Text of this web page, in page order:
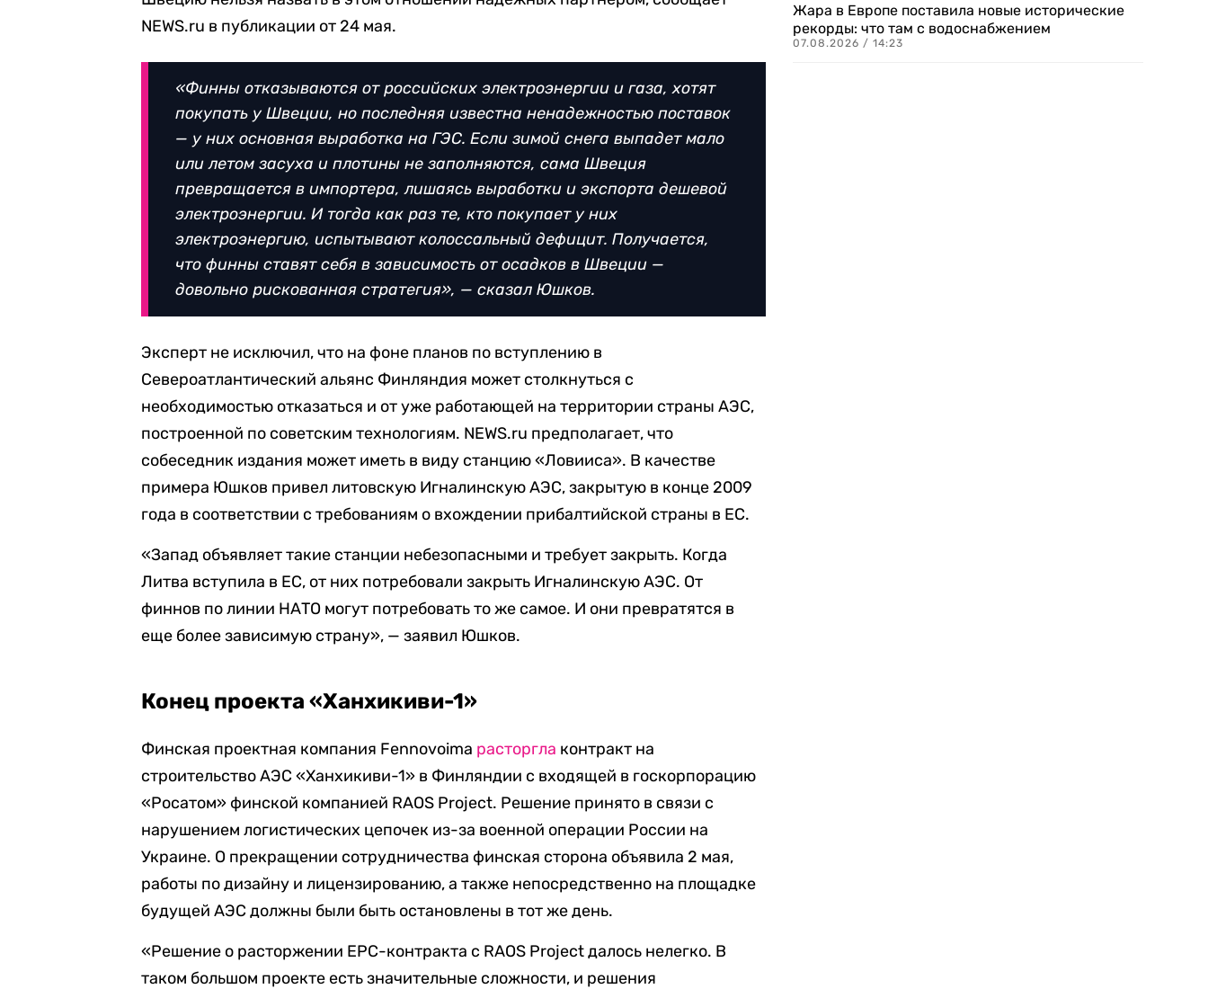
NEWS.ru в публикации от 24 мая.
«Финны отказываются от российских электроэнергии и газа, хотят
покупать у Швеции, но последняя известна ненадежностью поставок
— у них основная выработка на ГЭС. Если зимой снега выпадет мало
или летом засуха и плотины не заполняются, сама Швеция
превращается в импортера, лишаясь выработки и экспорта дешевой
электроэнергии. И тогда как раз те, кто покупает у них
электроэнергию, испытывают колоссальный дефицит. Получается,
что финны ставят себя в зависимость от осадков в Швеции —
довольно рискованная стратегия», — сказал Юшков.
Эксперт не исключил, что на фоне планов по вступлению в
Североатлантический альянс Финляндия может столкнуться с
необходимостью отказаться и от уже работающей на территории страны АЭС,
построенной по советским технологиям. NEWS.ru предполагает, что
собеседник издания может иметь в виду станцию «Ловииса». В качестве
примера Юшков привел литовскую Игналинскую АЭС, закрытую в конце 2009
года в соответствии с требованиям о вхождении прибалтийской страны в ЕС.
«Запад объявляет такие станции небезопасными и требует закрыть. Когда
Литва вступила в ЕС, от них потребовали закрыть Игналинскую АЭС. От
финнов по линии НАТО могут потребовать то же самое. И они превратятся в
еще более зависимую страну», — заявил Юшков.
Конец проекта «Ханхикиви-1»
Финская проектная компания Fennovoima расторгла контракт на
строительство АЭС «Ханхикиви-1» в Финляндии с входящей в госкорпорацию
«Росатом» финской компанией RAOS Project. Решение принято в связи с
нарушением логистических цепочек из-за военной операции России на
Украине. О прекращении сотрудничества финская сторона объявила 2 мая,
работы по дизайну и лицензированию, а также непосредственно на площадке
будущей АЭС должны были быть остановлены в тот же день.
«Решение о расторжении EPC-контракта с RAOS Project далось нелегко. В
таком большом проекте есть значительные сложности, и решения
Жара в Европе поставила новые исторические
рекорды: что там с водоснабжением
07.08.2026 / 14:23